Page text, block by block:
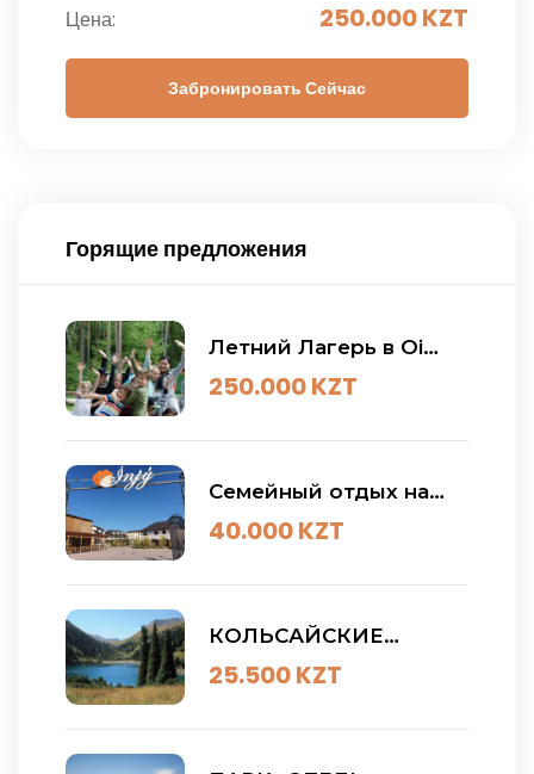
Цена: 250.000KZT
Забронировать Сейчас
Горящие предложения
Летний Лагерь в Oi
Qaragai
250.000KZT
Семейный отдых на
Алаколе / База отдыха
40.000KZT
КОЛЬСАЙСКИЕ
ОЗЕРА- КОЯНДЫ-
25.500KZT